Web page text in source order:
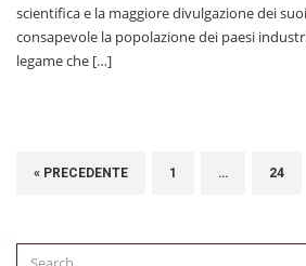
scientifica e la maggiore divulgazione dei
consapevole la popolazione dei paesi
legame che […]
« PRECEDENTE 1 … 24
Search